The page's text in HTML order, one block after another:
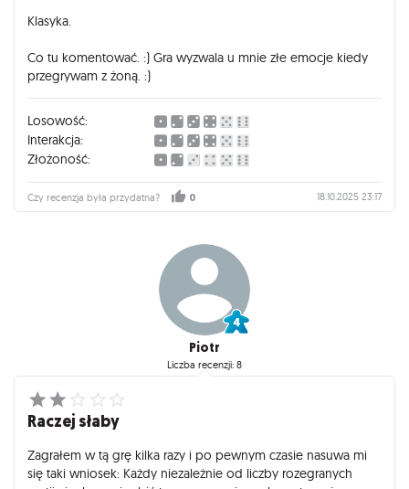
Klasyka.
Co tu komentować. :) Gra wyzwala u mnie złe emocje kiedy
przegrywam z żoną. :)
Losowość:
Interakcja:
Złożoność:
Czy recenzja była przydatna? 0 18.10.2025 23:17
Piotr
Liczba recenzji: 8
Raczej słaby
Zagrałem w tą grę kilka razy i po pewnym czasie nasuwa mi
się taki wniosek: Każdy niezależnie od liczby rozegranych